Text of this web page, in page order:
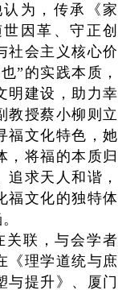
为，传承《家
因革、守正创
社会主义核心价
”的实践本质，
明建设，助力幸
教授蔡小柳则立
福文化特色，她
，将福的本质归
求天人和谐，
福文化的独特体
关联，与会学者
《理学道统与庶
与提升》、厦门